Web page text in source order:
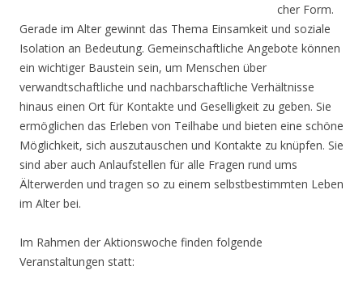
cher Form.
Gerade im Alter gewinnt das Thema Einsamkeit und soziale
Isolation an Bedeutung. Gemeinschaftliche Angebote können
ein wichtiger Baustein sein, um Menschen über
verwandtschaftliche und nachbarschaftliche Verhältnisse
hinaus einen Ort für Kontakte und Geselligkeit zu geben. Sie
ermöglichen das Erleben von Teilhabe und bieten eine schöne
Möglichkeit, sich auszutauschen und Kontakte zu knüpfen. Sie
sind aber auch Anlaufstellen für alle Fragen rund ums
Älterwerden und tragen so zu einem selbstbestimmten Leben
im Alter bei.
Im Rahmen der Aktionswoche finden folgende
Veranstaltungen statt: